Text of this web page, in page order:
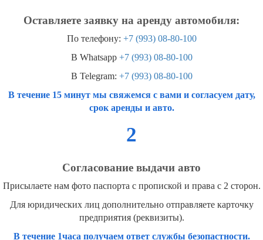
Оставляете заявку на аренду автомобиля:
По телефону: +7 (993) 08-80-100
В Whatsapp +7 (993) 08-80-100
В Telegram: +7 (993) 08-80-100
В течение 15 минут мы свяжемся с вами и согласуем дату,
срок аренды и авто.
2
Согласование выдачи авто
Присылаете нам фото паспорта с пропиской и права с 2 сторон.
Для юридических лиц дополнительно отправляете карточку
предприятия (реквизиты).
В течение 1часа получаем ответ службы безопастности.